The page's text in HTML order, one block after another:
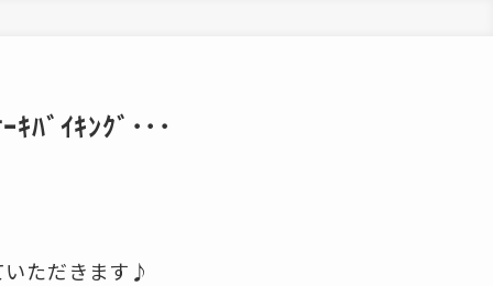
ﾊﾞｲｷﾝｸﾞ･･･
いただきます♪